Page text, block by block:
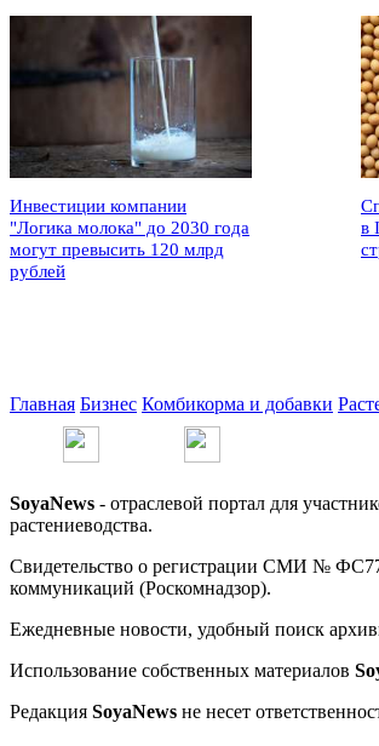
Инвестиции компании
"Логика молока" до 2030 года
могут превысить 120 млрд
рублей
в
Главная Бизнес Комбикорма и добавки
SoyaNews - отраслевой портал для
растениеводства.
Свидетельство о регистрации СМИ №
коммуникаций (Роскомнадзор).
Ежедневные новости, удобный поиск
Использование собственных материалов
Редакция SoyaNews не несет